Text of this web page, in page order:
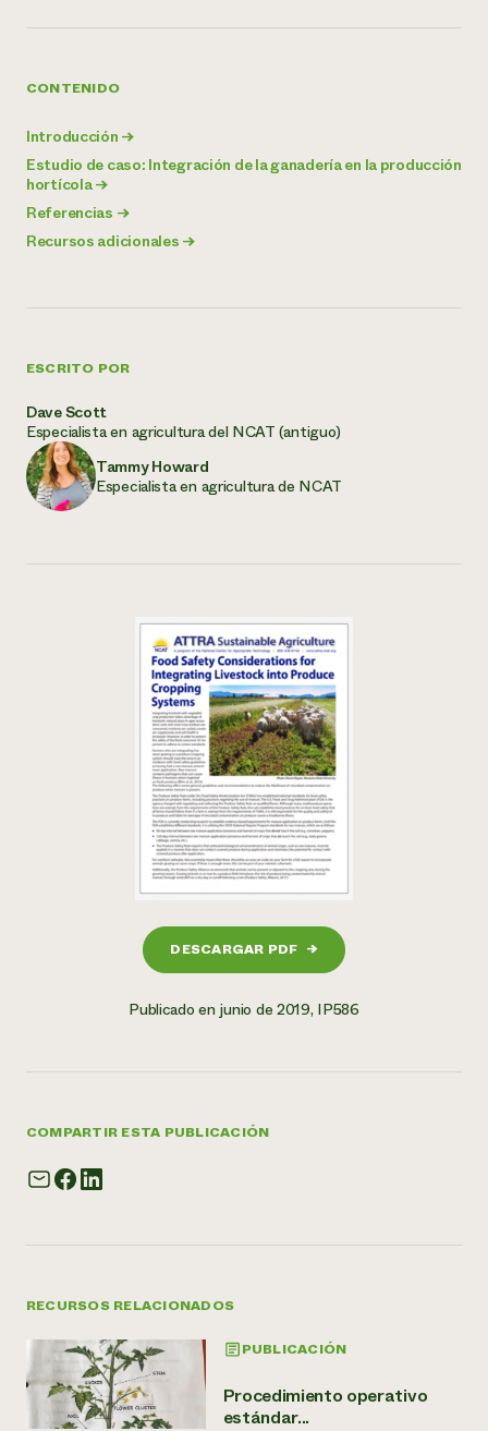
CONTENIDO
Introducción →
Estudio de caso: Integración de la ganadería en la producción
hortícola→
Referencias →
Recursos adicionales →
ESCRITO POR
Dave Scott
Especialista en agricultura del NCAT (antiguo)
Tammy Howard
Especialista en agricultura de NCAT
DESCARGAR PDF →
Publicado en junio de 2019, IP586
COMPARTIR ESTA PUBLICACIÓN
RECURSOS RELACIONADOS
PUBLICACIÓN
Procedimiento operativo
estándar...